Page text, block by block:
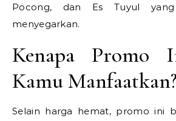
Pocong, dan Es Tuyul
menyegarkan.
Kenapa Promo
Kamu Manfaatkan?
Selain harga hemat, promo ini